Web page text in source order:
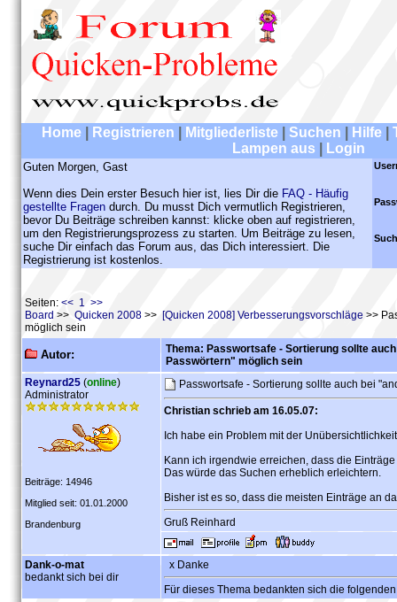
Home Registrieren Mitgliederliste Suchen Hilfe
Lampen aus
Login
Guten Morgen, Gast
Wenn dies Dein erster Besuch hier ist, lies Dir die FAQ - Häufig
gestellte Fragen durch. Du musst Dich vermutlich Registrieren,
bevor Du Beiträge schreiben kannst: klicke oben auf registrieren,
um den Registrierungsprozess zu starten. Um Beiträge zu lesen,
suche Dir einfach das Forum aus, das Dich interessiert. Die
Registrierung ist kostenlos.
Seiten: << 1 >>
Board >> Quicken 2008 >> [Quicken 2008] Verbesserungsvorschläge >>
möglich sein
Autor:
Thema: Passwortsafe - Sortierung sollte
Passwörtern" möglich sein
Reynard25 (online)
Administrator
Beiträge: 14946
Mitglied seit: 01.01.2000
Brandenburg
Passwortsafe - Sortierung sollte auch bei
Christian schrieb am 16.05.07:
Ich habe ein Problem mit der
Kann ich irgendwie erreichen, dass die
Das würde das Suchen erheblich erleichtern.
Bisher ist es so, dass die meisten Einträge an
Gruß Reinhard
Dank-o-mat
bedankt sich bei dir
x Danke
Für dieses Thema bedankten sich die